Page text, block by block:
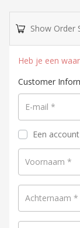
Show Order
Heb je een
Customer
E-mail *
Een
Voornaam *
Achternaam *